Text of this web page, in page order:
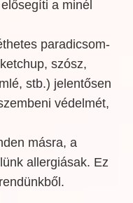
a minél
paradicsom-
szósz,
stb.) jelentősen
védelmét,
másra, a
allergiásak. Ez